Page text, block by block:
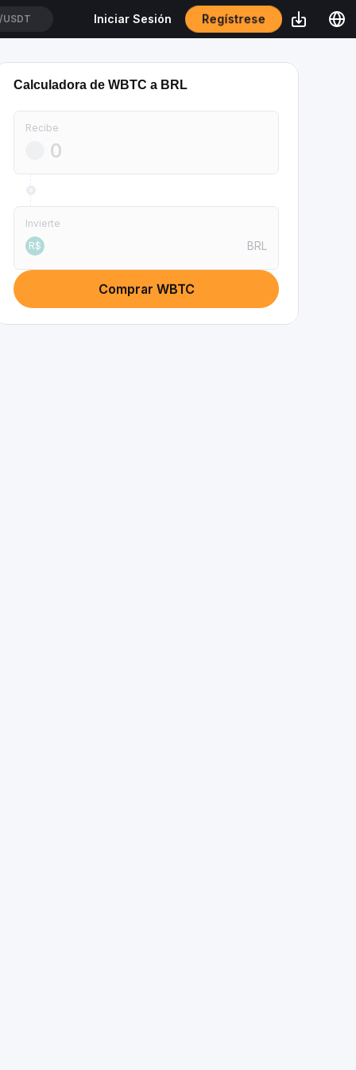
USDT Iniciar Sesión Regístrese
Calculadora de WBTC a BRL
Recibe
Invierte
R$
BRL
Comprar WBTC